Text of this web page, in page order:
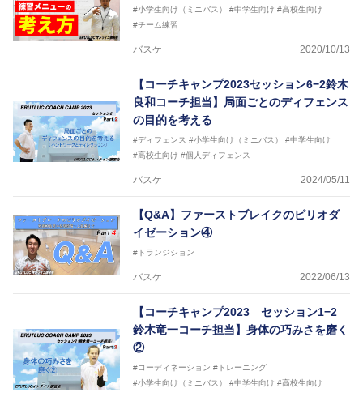
#小学生向け（ミニバス） #中学生向け #高校生向け
#チーム練習
バスケ 2020/10/13
【コーチキャンプ2023セッション6−2鈴木
良和コーチ担当】局面ごとのディフェンス
の目的を考える
#ディフェンス #小学生向け（ミニバス）
#中学生向け
#高校生向け #個人ディフェンス
バスケ 2024/05/11
【Q&A】ファーストブレイクのピリオダ
イゼーション④
#トランジション
バスケ 2022/06/13
【コーチキャンプ2023 セッション1−2
鈴木竜一コーチ担当】身体の巧みさを磨く
②
#コーディネーション #トレーニング
#小学生向け（ミニバス）
#中学生向け #高校生向け